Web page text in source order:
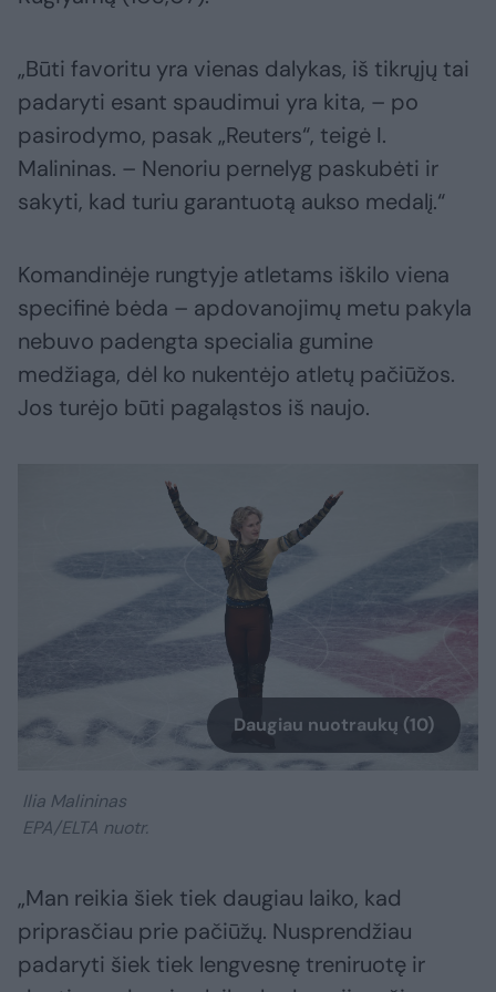
„Būti favoritu yra vienas dalykas, iš tikrųjų tai
padaryti esant spaudimui yra kita, – po
pasirodymo, pasak „Reuters“, teigė I.
Malininas. – Nenoriu pernelyg paskubėti ir
sakyti, kad turiu garantuotą aukso medalį.“
Komandinėje rungtyje atletams iškilo viena
specifinė bėda – apdovanojimų metu pakyla
nebuvo padengta specialia gumine
medžiaga, dėl ko nukentėjo atletų pačiūžos.
Jos turėjo būti pagaląstos iš naujo.
Daugiau nuotraukų (10)
Ilia Malininas
EPA/ELTA nuotr.
„Man reikia šiek tiek daugiau laiko, kad
priprasčiau prie pačiūžų. Nusprendžiau
padaryti šiek tiek lengvesnę treniruotę ir